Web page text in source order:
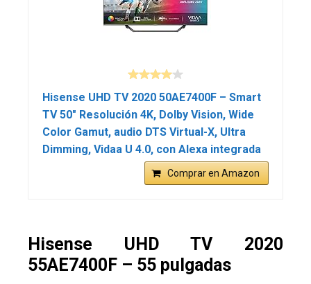
Hisense UHD TV 2020 50AE7400F – Smart
TV 50″ Resolución 4K, Dolby Vision, Wide
Color Gamut, audio DTS Virtual-X, Ultra
Dimming, Vidaa U 4.0, con Alexa integrada
Comprar en Amazon
Hisense UHD TV 2020
55AE7400F – 55 pulgadas